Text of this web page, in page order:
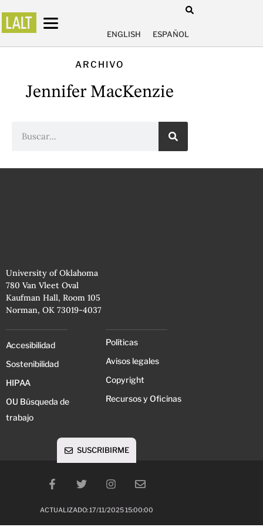
ENGLISH ESPAÑOL
ARCHIVO
Jennifer MacKenzie
University of Oklahoma
780 Van Vleet Oval
Kaufman Hall, Room 105
Norman, OK 73019-4037
Accesibilidad
Sostenibilidad
HIPAA
OU Búsqueda de
trabajo
Políticas
Avisos legales
Copyright
Recursos y Oficinas
ACTUALIZADO: 17/11/2025 15:00:00
SUSCRIBIRME